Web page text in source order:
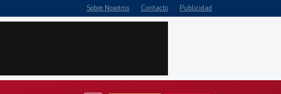
Sobre Nosotros Contacto Publicidad